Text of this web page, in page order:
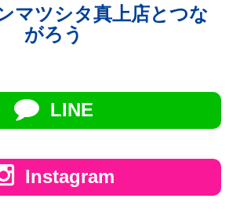
マツシタ真上店とつな
がろう
LINE
Instagram